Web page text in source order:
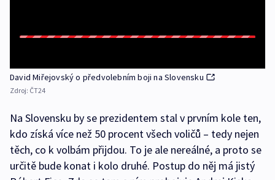
David Miřejovský o předvolebním boji na Slovensku
Zdroj: ČT24
Na Slovensku by se prezidentem stal v prvním kole ten,
kdo získá více než 50 procent všech voličů – tedy nejen
těch, co k volbám přijdou. To je ale nereálné, a proto se
určitě bude konat i kolo druhé. Postup do něj má jistý